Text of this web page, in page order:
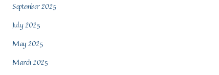
September 2025
July 2025
May 2025
March 2025